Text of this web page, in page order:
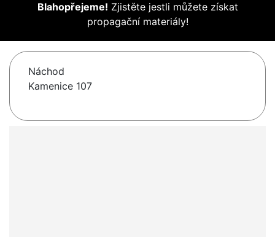
Blahopřejeme! Zjistěte jestli můžete získat
propagační materiály!
Náchod
Kamenice 107